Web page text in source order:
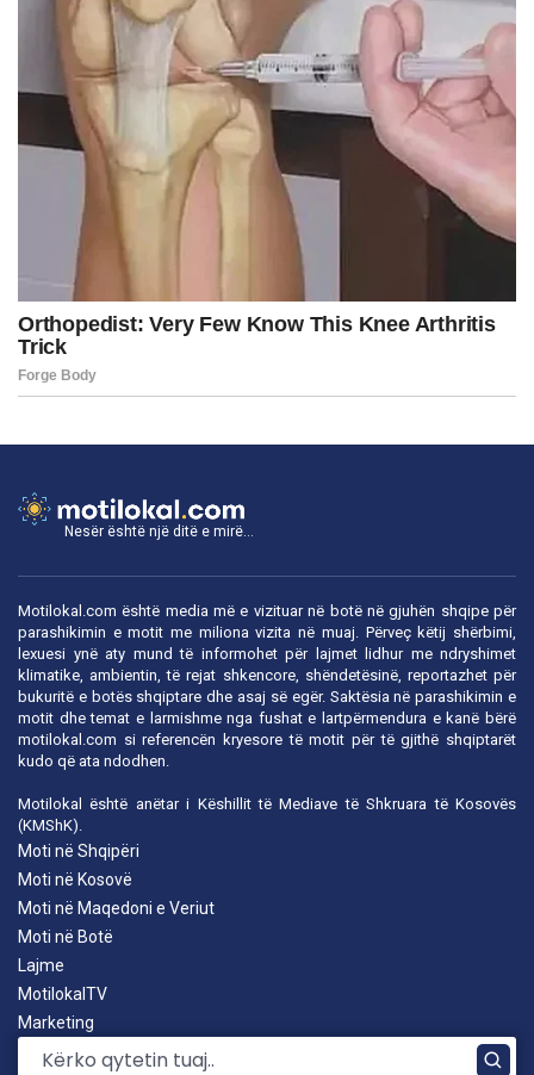
Nesër është një ditë e mirë...
Motilokal.com është media më e vizituar në botë në gjuhën shqipe për
parashikimin e motit me miliona vizita në muaj. Përveç këtij shërbimi,
lexuesi ynë aty mund të informohet për lajmet lidhur me ndryshimet
klimatike, ambientin, të rejat shkencore, shëndetësinë, reportazhet për
bukuritë e botës shqiptare dhe asaj së egër. Saktësia në parashikimin e
motit dhe temat e larmishme nga fushat e lartpërmendura e kanë bërë
motilokal.com si referencën kryesore të motit për të gjithë shqiptarët
kudo që ata ndodhen.
Motilokal është anëtar i Këshillit të Mediave të Shkruara të Kosovës
(KMShK).
Moti në Shqipëri
Moti në Kosovë
Moti në Maqedoni e Veriut
Moti në Botë
Lajme
MotilokalTV
Marketing